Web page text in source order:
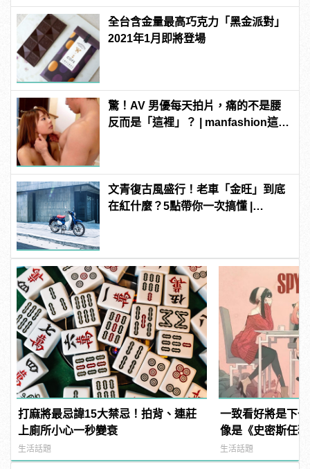
全台含金量最高巧克力「黑金派對」
2021年1月即將登場
驚！AV 男優每天拍片，痛的不是腰
反而是「這裡」？ | manfashion這樣
文青復古風盛行！老車「金旺」到底
在紅什麼？5點帶你一次搞懂 |
打麻將最忌諱15大禁忌！拍背、連莊
上廁所小心一秒變衰
生活話題
一致看好將是下
像是《史密斯任
《SPY×FAMILY
生活話題